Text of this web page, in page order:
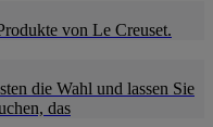
von Le Creuset.
die Wahl und lassen Sie
das